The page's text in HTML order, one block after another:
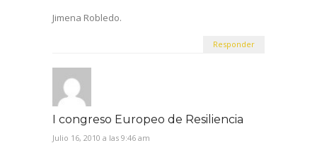
Jimena Robledo.
Responder
I congreso Europeo de Resiliencia
Julio 16, 2010 a las 9:46 am